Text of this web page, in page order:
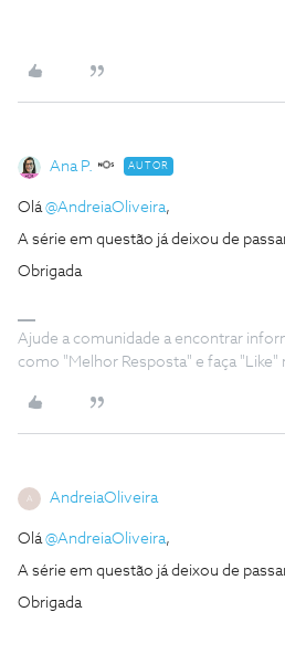
Ana P. AUTOR
Olá@AndreiaOliveira,
A série em questão já deixou de
Obrigada
Ajude a comunidade a encontrar
como "Melhor Resposta" e faça
A AndreiaOliveira
Olá@AndreiaOliveira,
A série em questão já deixou de
Obrigada